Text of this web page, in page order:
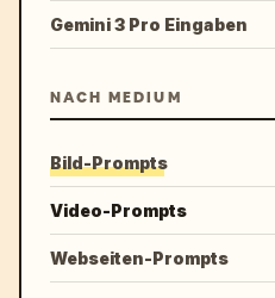
Gemini 3 Pro Eingaben
NACH MEDIUM
Bild-Prompts
Video-Prompts
Webseiten-Prompts